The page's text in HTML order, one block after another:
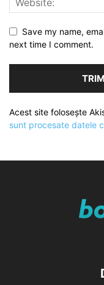
Save my name,
next time I comment.
Acest site folosește
sunt procesate datele